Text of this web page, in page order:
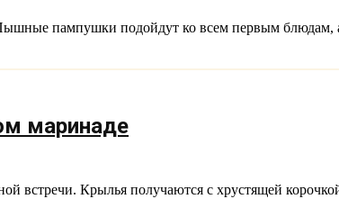
пампушки подойдут ко всем первым
маринаде
встречи. Крылья получаются с хрустящей